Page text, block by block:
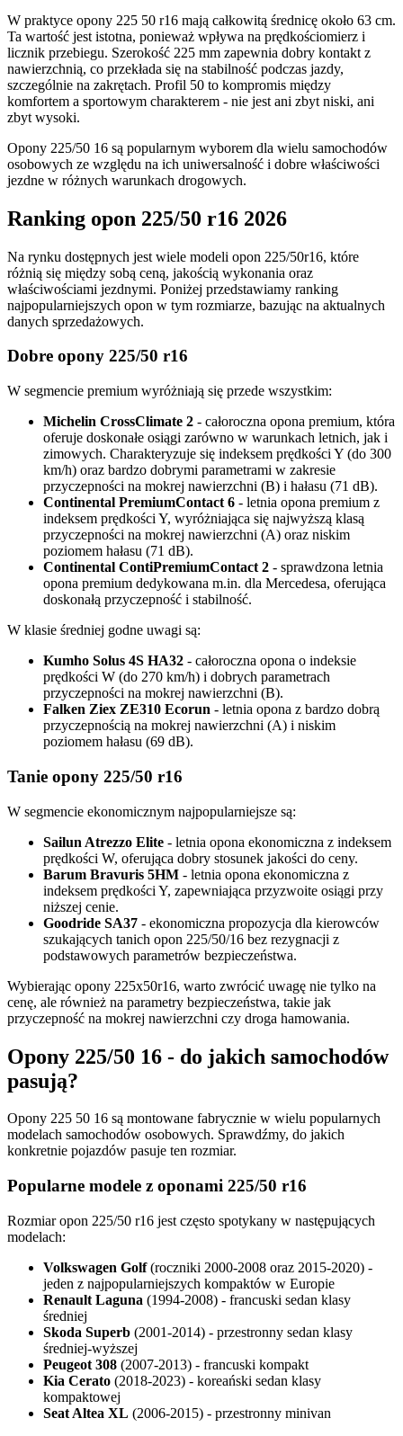
W praktyce opony 225 50 r16 mają całkowitą średnicę około 63 cm.
Ta wartość jest istotna, ponieważ wpływa na prędkościomierz i
licznik przebiegu. Szerokość 225 mm zapewnia dobry kontakt z
nawierzchnią, co przekłada się na stabilność podczas jazdy,
szczególnie na zakrętach. Profil 50 to kompromis między
komfortem a sportowym charakterem - nie jest ani zbyt niski, ani
zbyt wysoki.
Opony 225/50 16 są popularnym wyborem dla wielu samochodów
osobowych ze względu na ich uniwersalność i dobre właściwości
jezdne w różnych warunkach drogowych.
Ranking opon 225/50 r16 2026
Na rynku dostępnych jest wiele modeli opon 225/50r16, które
różnią się między sobą ceną, jakością wykonania oraz
właściwościami jezdnymi. Poniżej przedstawiamy ranking
najpopularniejszych opon w tym rozmiarze, bazując na aktualnych
danych sprzedażowych.
Dobre opony 225/50 r16
W segmencie premium wyróżniają się przede wszystkim:
Michelin CrossClimate 2 - całoroczna opona premium, która
oferuje doskonałe osiągi zarówno w warunkach letnich, jak i
zimowych. Charakteryzuje się indeksem prędkości Y (do 300
km/h) oraz bardzo dobrymi parametrami w zakresie
przyczepności na mokrej nawierzchni (B) i hałasu (71 dB).
Continental PremiumContact 6 - letnia opona premium z
indeksem prędkości Y, wyróżniająca się najwyższą klasą
przyczepności na mokrej nawierzchni (A) oraz niskim
poziomem hałasu (71 dB).
Continental ContiPremiumContact 2 - sprawdzona letnia
opona premium dedykowana m.in. dla Mercedesa, oferująca
doskonałą przyczepność i stabilność.
W klasie średniej godne uwagi są:
Kumho Solus 4S HA32 - całoroczna opona o indeksie
prędkości W (do 270 km/h) i dobrych parametrach
przyczepności na mokrej nawierzchni (B).
Falken Ziex ZE310 Ecorun - letnia opona z bardzo dobrą
przyczepnością na mokrej nawierzchni (A) i niskim
poziomem hałasu (69 dB).
Tanie opony 225/50 r16
W segmencie ekonomicznym najpopularniejsze są:
Sailun Atrezzo Elite - letnia opona ekonomiczna z indeksem
prędkości W, oferująca dobry stosunek jakości do ceny.
Barum Bravuris 5HM - letnia opona ekonomiczna z
indeksem prędkości Y, zapewniająca przyzwoite osiągi przy
niższej cenie.
Goodride SA37 - ekonomiczna propozycja dla kierowców
szukających tanich opon 225/50/16 bez rezygnacji z
podstawowych parametrów bezpieczeństwa.
Wybierając opony 225x50r16, warto zwrócić uwagę nie tylko na
cenę, ale również na parametry bezpieczeństwa, takie jak
przyczepność na mokrej nawierzchni czy droga hamowania.
Opony 225/50 16 - do jakich samochodów
pasują?
Opony 225 50 16 są montowane fabrycznie w wielu popularnych
modelach samochodów osobowych. Sprawdźmy, do jakich
konkretnie pojazdów pasuje ten rozmiar.
Popularne modele z oponami 225/50 r16
Rozmiar opon 225/50 r16 jest często spotykany w następujących
modelach:
Volkswagen Golf(roczniki 2000-2008 oraz 2015-2020) -
jeden z najpopularniejszych kompaktów w Europie
Renault Laguna (1994-2008) - francuski sedan klasy
średniej
Skoda Superb (2001-2014) - przestronny sedan klasy
średniej-wyższej
Peugeot 308 (2007-2013) - francuski kompakt
Kia Cerato (2018-2023) - koreański sedan klasy
kompaktowej
Seat Altea XL (2006-2015) - przestronny minivan